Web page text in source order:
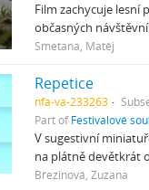
Film zachycuje lesní
občasných
Smetana, Matěj
Repetice
nfa-va-233263
Part ofFestivalové
V sugestivní
na plátně devětkrát
Březinová, Zuzana